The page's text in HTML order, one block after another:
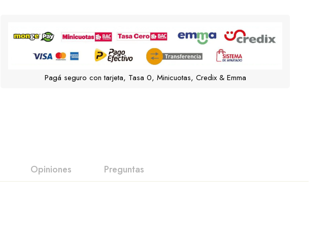
Pagá seguro con tarjeta, Tasa 0, Minicuotas, Credix & Emma
Opiniones Preguntas